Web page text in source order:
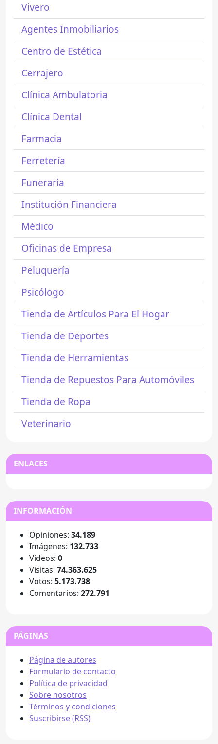
Vivero
Agentes Inmobiliarios
Centro de Estética
Cerrajero
Clínica Ambulatoria
Clínica Dental
Farmacia
Ferretería
Funeraria
Institución Financiera
Médico
Oficinas de Empresa
Peluquería
Psicólogo
Tienda de Artículos Para El Hogar
Tienda de Deportes
Tienda de Herramientas
Tienda de Repuestos Para Automóviles
Tienda de Ropa
Veterinario
ENLACES
INFORMACIÓN
Opiniones: 34.189
Imágenes: 132.733
Videos: 0
Visitas: 74.363.625
Votos: 5.173.738
Comentarios: 272.791
PÁGINAS
Página de autores
Formulario de contacto
Política de privacidad
Sobre nosotros
Términos y condiciones
Suscribirse (RSS)